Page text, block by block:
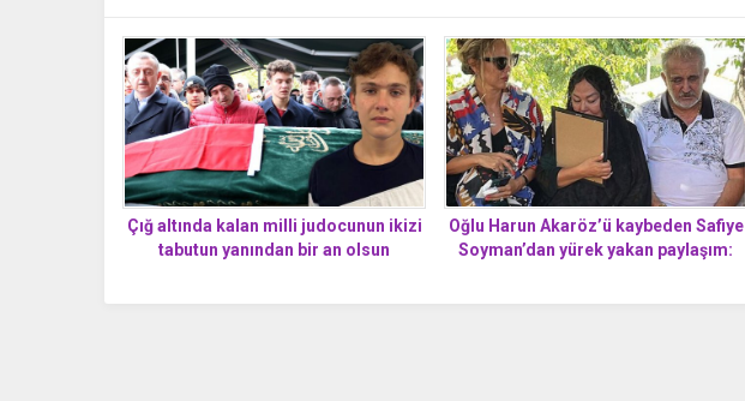
Çığ altında kalan milli judocunun ikizi
tabutun yanından bir an olsun
Oğlu Harun Akaröz’ü kaybeden Safiye
Soyman’dan yürek yakan paylaşım: